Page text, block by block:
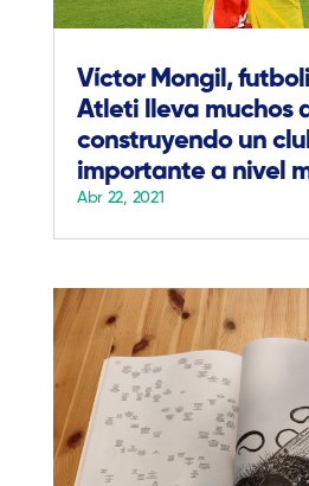
Víctor Mongil,
Atleti lleva muchos
construyendo un
importante a nivel
Abr 22, 2021